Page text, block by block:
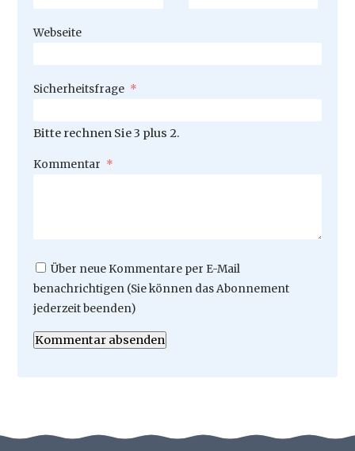
Webseite
Pflichtfeld
Sicherheitsfrage *
Bitte rechnen Sie 3 plus 2.
Pflichtfeld
Kommentar *
Über neue Kommentare per E-Mail
benachrichtigen (Sie können das Abonnement
jederzeit beenden)
Kommentar absenden